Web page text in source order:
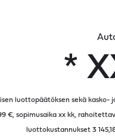
*
luottopäätöksen sekä
€, sopimusaika xx kk,
luottokustannukset 3